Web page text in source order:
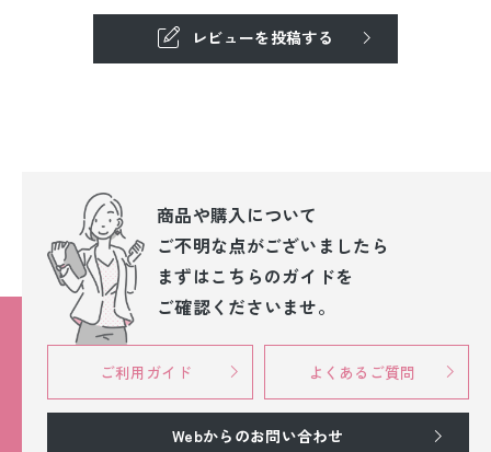
レビューを投稿する
商品や購入について
ご不明な点がございましたら
まずはこちらのガイドを
ご確認くださいませ。
ご利用ガイド よくあるご質問
Webからのお問い合わせ